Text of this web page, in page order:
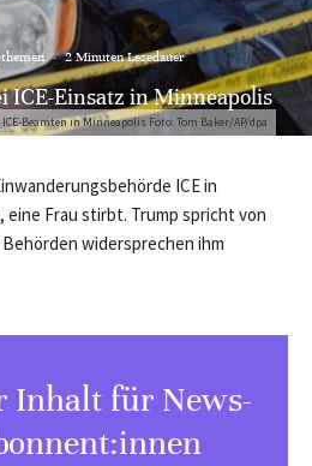
Beamten in Minneapolis Foto: Tom Baker/AP/dpa
· 2 Minuten Lesedauer
ICE-Einsatz in Minneapolis
ICE in
eine Frau stirbt. Trump spricht von
widersprechen ihm
Inhalt für News-